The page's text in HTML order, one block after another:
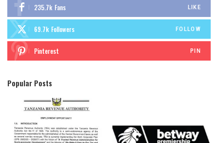
235.7k Fans LIKE
69.7k Followers FOLLOW
Pinterest PIN
Popular Posts